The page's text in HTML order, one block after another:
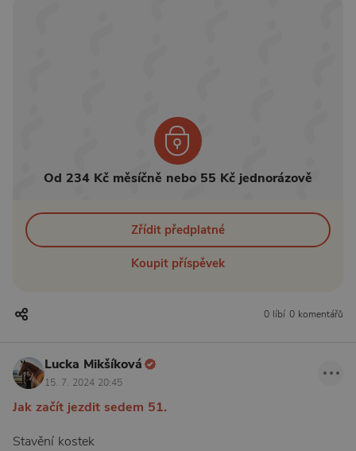
Od 234 Kč měsíčně nebo 55 Kč jednorázově
Zřídit předplatné
Koupit příspěvek
0 líbí 0 komentářů
Lucka Mikšíková
15. 7. 2024 20:45
Jak začít jezdit sedem 51.
Stavění kostek